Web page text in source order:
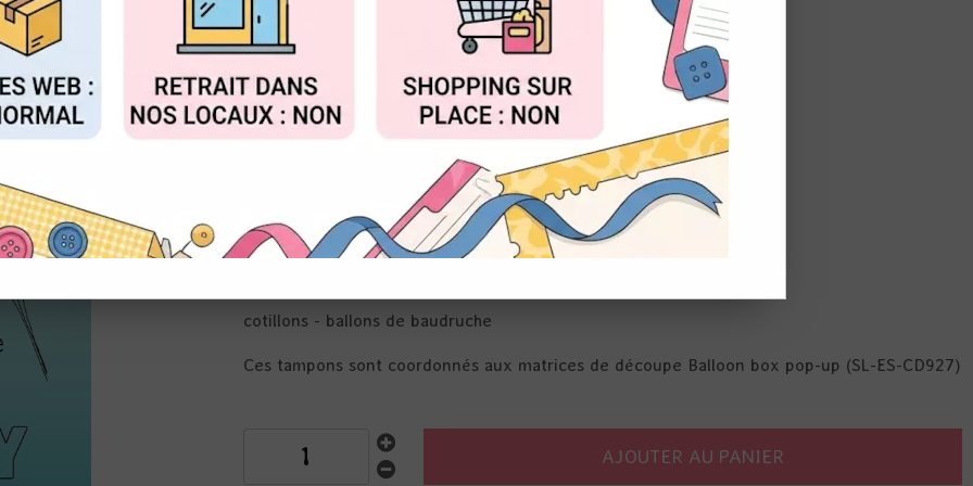
Valable jusqu'à épuisement du stock
Réf. :SL-ES-STAMP759
Studio Light
13 tampons transparents - 8 images & 5 textes en anglais
Thème : anniversaire - plaisir d'offrir - remerciements - Cadeaux
bouquet de ballons: 5 x 9 cm
cotillons - ballons de baudruche
Ces tampons sont coordonnés aux matrices de découpe Balloon box pop-up (SL-ES-CD927)
AJOUTER AU PANIER
ACCEPTER TOUT